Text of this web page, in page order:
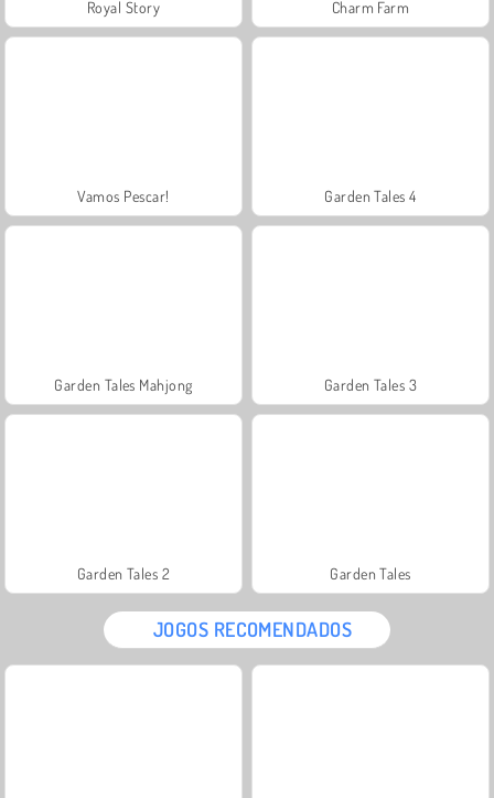
Royal Story Charm Farm
Vamos Pescar! Garden Tales 4
Garden Tales Mahjong Garden Tales 3
Garden Tales 2 Garden Tales
JOGOS RECOMENDADOS